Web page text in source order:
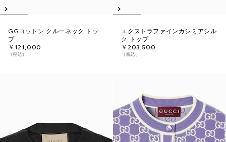
GGコットン クルーネック トッ
プ
￥121,000
（税込）
エクストラファインカシミアシル
ク トップ
￥203,500
（税込）